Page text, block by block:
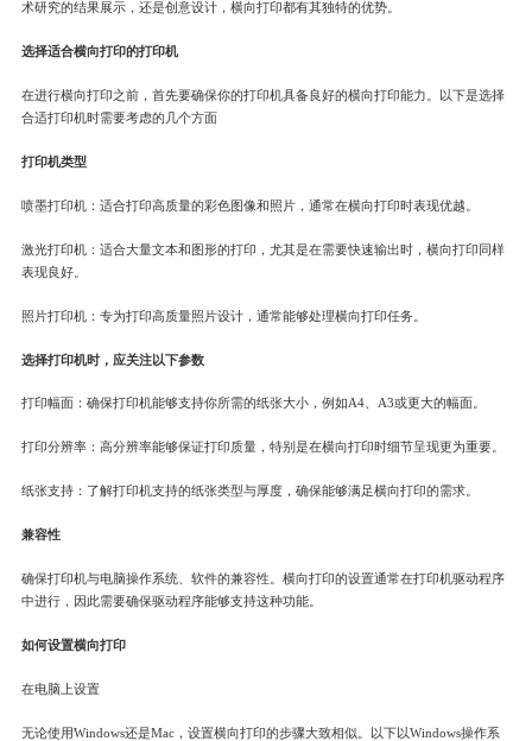
术研究的结果展示，还是创意设计，横向打印都有其独特的优势。
选择适合横向打印的打印机
在进行横向打印之前，首先要确保你的打印机具备良好的横向打印能力。以下是选择
合适打印机时需要考虑的几个方面
打印机类型
喷墨打印机：适合打印高质量的彩色图像和照片，通常在横向打印时表现优越。
激光打印机：适合大量文本和图形的打印，尤其是在需要快速输出时，横向打印同样
表现良好。
照片打印机：专为打印高质量照片设计，通常能够处理横向打印任务。
选择打印机时，应关注以下参数
打印幅面：确保打印机能够支持你所需的纸张大小，例如A4、A3或更大的幅面。
打印分辨率：高分辨率能够保证打印质量，特别是在横向打印时细节呈现更为重要。
纸张支持：了解打印机支持的纸张类型与厚度，确保能够满足横向打印的需求。
兼容性
确保打印机与电脑操作系统、软件的兼容性。横向打印的设置通常在打印机驱动程序
中进行，因此需要确保驱动程序能够支持这种功能。
如何设置横向打印
在电脑上设置
无论使用Windows还是Mac，设置横向打印的步骤大致相似。以下以Windows操作系